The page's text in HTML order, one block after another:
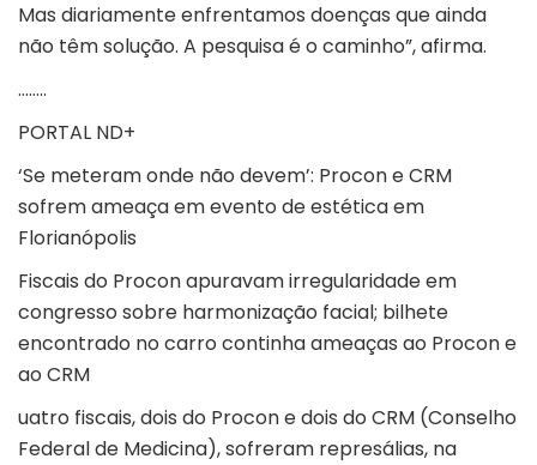
Mas diariamente enfrentamos doenças que ainda
não têm solução. A pesquisa é o caminho”, afirma.
……..
PORTAL ND+
‘Se meteram onde não devem’: Procon e CRM
sofrem ameaça em evento de estética em
Florianópolis
Fiscais do Procon apuravam irregularidade em
congresso sobre harmonização facial; bilhete
encontrado no carro continha ameaças ao Procon e
ao CRM
uatro fiscais, dois do Procon e dois do CRM (Conselho
Federal de Medicina), sofreram represálias, na